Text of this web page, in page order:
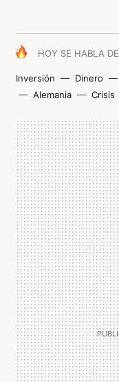
HOY SE HABLA DE
Inversión Dinero
Alemania
Crisis